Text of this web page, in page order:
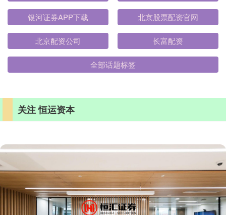
银河证券APP下载 北京股票配资官网
北京配资公司 长富配资
全部话题标签
关注 恒运资本